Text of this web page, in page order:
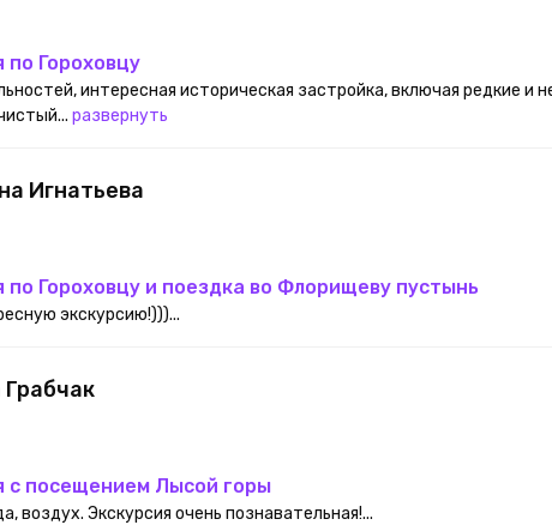
по Гороховцу
интересная историческая застройка, включая редкие и
развернуть
Игнатьева
по Гороховцу и поездка во Флорищеву пустынь
экскурсию!)))...
с посещением Лысой горы
воздух. Экскурсия очень познавательная!...